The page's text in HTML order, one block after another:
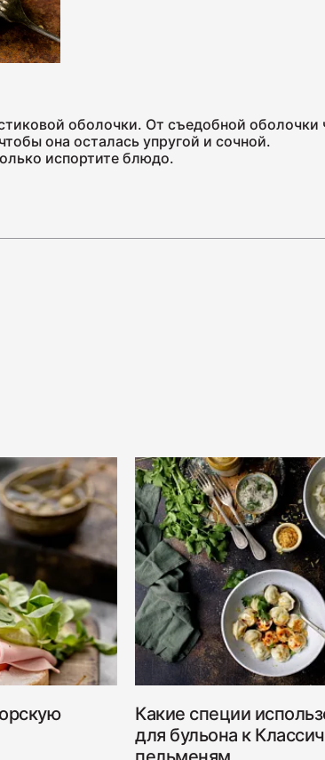
70
1700
400
оболочки. От съедобной оболочки
она осталась упругой и сочной.
испортите блюдо.
Какие специи
для бульона к